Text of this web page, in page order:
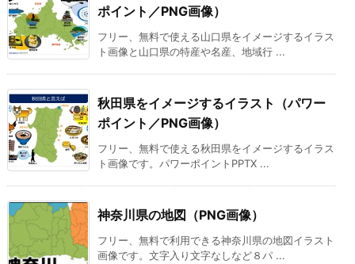
ポイント／PNG画像）
フリー、無料で使える山口県をイメージするイラス
ト画像と山口県の特産や名産、地域行 ...
秋田県をイメージするイラスト（パワー
ポイント／PNG画像）
フリー、無料で使える秋田県をイメージするイラス
ト画像です。パワーポイントPPTX ...
神奈川県の地図（PNG画像）
フリー、無料で利用できる神奈川県の地図イラスト
画像です。文字入り文字なしなど８パ ...